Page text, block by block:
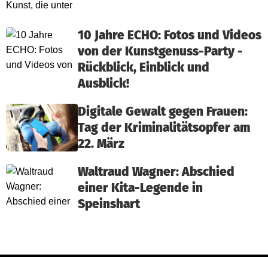
10 Jahre ECHO: Fotos und Videos
von der Kunstgenuss-Party -
Rückblick, Einblick und
Ausblick!
Digitale Gewalt gegen Frauen:
Tag der Kriminalitätsopfer am
22. März
Waltraud Wagner: Abschied
einer Kita-Legende in
Speinshart